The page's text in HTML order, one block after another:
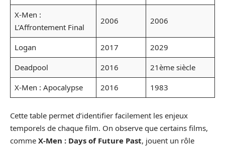
X-Men :
L’Affrontement Final
2006 2006
Logan 2017
2029
Deadpool
2016
21ème siècle
X-Men : Apocalypse
2016 1983
Cette table permet d’identifier facilement les enjeux
temporels de chaque film. On observe que certains films,
comme X-Men : Days of Future Past, jouent un rôle